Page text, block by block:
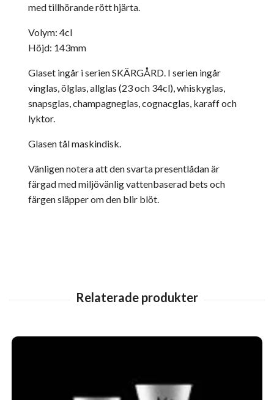
med tillhörande rött hjärta.
Volym: 4cl
Höjd: 143mm
Glaset ingår i serien SKÄRGÅRD. I serien ingår
vinglas, ölglas, allglas (23 och 34cl), whiskyglas,
snapsglas, champagneglas, cognacglas, karaff och
lyktor.
Glasen tål maskindisk.
Vänligen notera att den svarta presentlådan är
färgad med miljövänlig vattenbaserad bets och
färgen släpper om den blir blöt.